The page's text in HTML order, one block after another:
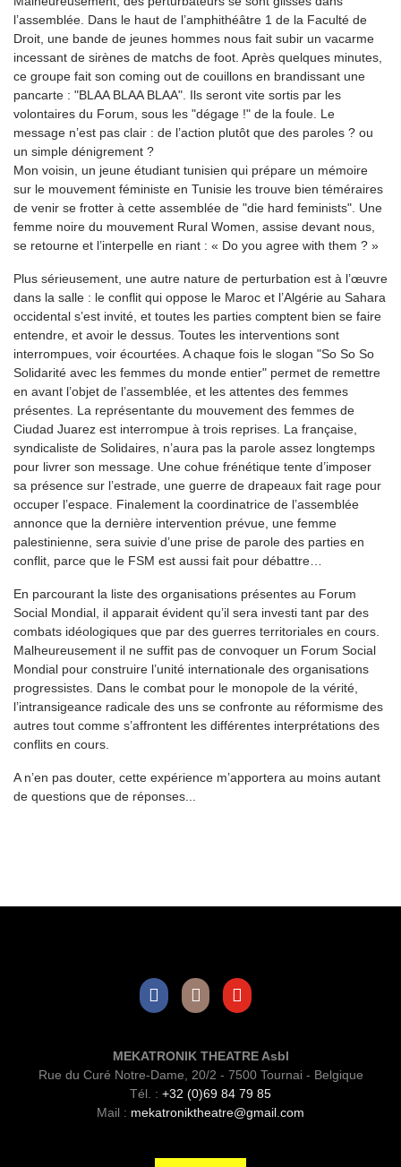
l’assemblée. Dans le haut de l’amphithéâtre 1 de la Faculté de
Droit, une bande de jeunes hommes nous fait subir un vacarme
incessant de sirènes de matchs de foot. Après quelques minutes,
ce groupe fait son coming out de couillons en brandissant une
pancarte : "BLAA BLAA BLAA". Ils seront vite sortis par les
volontaires du Forum, sous les "dégage !" de la foule. Le
message n’est pas clair : de l’action plutôt que des paroles ? ou
un simple dénigrement ?
Mon voisin, un jeune étudiant tunisien qui prépare un mémoire
sur le mouvement féministe en Tunisie les trouve bien téméraires
de venir se frotter à cette assemblée de "die hard feminists". Une
femme noire du mouvement Rural Women, assise devant nous,
se retourne et l’interpelle en riant : « Do you agree with them ? »
Plus sérieusement, une autre nature de perturbation est à l’œuvre
dans la salle : le conflit qui oppose le Maroc et l’Algérie au Sahara
occidental s’est invité, et toutes les parties comptent bien se faire
entendre, et avoir le dessus. Toutes les interventions sont
interrompues, voir écourtées. A chaque fois le slogan "So So So
Solidarité avec les femmes du monde entier" permet de remettre
en avant l’objet de l’assemblée, et les attentes des femmes
présentes. La représentante du mouvement des femmes de
Ciudad Juarez est interrompue à trois reprises. La française,
syndicaliste de Solidaires, n’aura pas la parole assez longtemps
pour livrer son message. Une cohue frénétique tente d’imposer
sa présence sur l’estrade, une guerre de drapeaux fait rage pour
occuper l’espace. Finalement la coordinatrice de l’assemblée
annonce que la dernière intervention prévue, une femme
palestinienne, sera suivie d’une prise de parole des parties en
conflit, parce que le FSM est aussi fait pour débattre…
En parcourant la liste des organisations présentes au Forum
Social Mondial, il apparait évident qu’il sera investi tant par des
combats idéologiques que par des guerres territoriales en cours.
Malheureusement il ne suffit pas de convoquer un Forum Social
Mondial pour construire l’unité internationale des organisations
progressistes. Dans le combat pour le monopole de la vérité,
l’intransigeance radicale des uns se confronte au réformisme des
autres tout comme s’affrontent les différentes interprétations des
conflits en cours.
A n’en pas douter, cette expérience m’apportera au moins autant
de questions que de réponses...
MEKATRONIK THEATRE Asbl
Rue du Curé Notre-Dame, 20/2 - 7500 Tournai - Belgique
Tél. : +32 (0)69 84 79 85
Mail : mekatroniktheatre@gmail.com